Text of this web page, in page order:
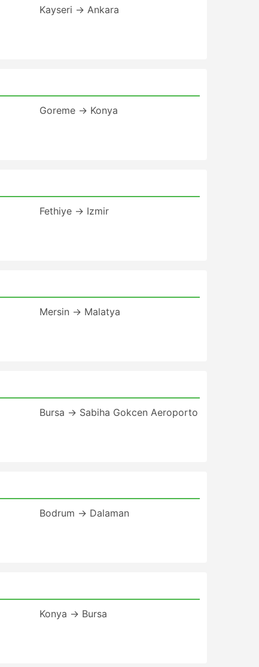
Kayseri → Ankara
Goreme → Konya
Fethiye → Izmir
Mersin → Malatya
Bursa → Sabiha Gokcen Aeroporto
Bodrum → Dalaman
Konya → Bursa